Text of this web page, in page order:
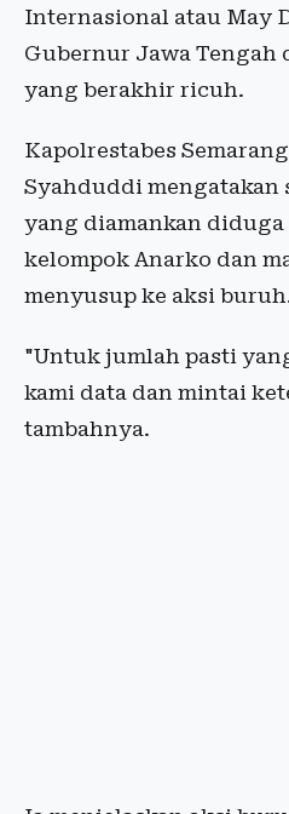
Internasional atau May
Gubernur Jawa Tengah
yang berakhir ricuh.
Kapolrestabes
Syahduddi mengatakan
yang diamankan diduga
kelompok Anarko dan
menyusup ke aksi
"Untuk jumlah pasti
kami data dan mintai
tambahnya.